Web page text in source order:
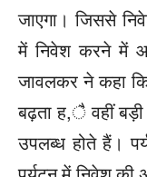
जाएगा। जिससे
में निवेश करने में
जावलकर ने कहा
बढ़ता ह,ै वहीं बड़ी
उपलब्ध होते हैं।